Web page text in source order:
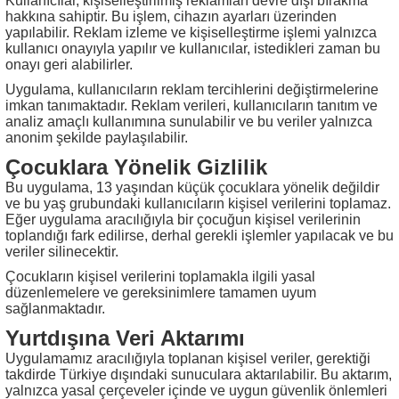
hakkına sahiptir. Bu işlem, cihazın ayarları üzerinden
yapılabilir. Reklam izleme ve kişiselleştirme işlemi yalnızca
kullanıcı onayıyla yapılır ve kullanıcılar, istedikleri zaman bu
onayı geri alabilirler.
Uygulama, kullanıcıların reklam tercihlerini değiştirmelerine
imkan tanımaktadır. Reklam verileri, kullanıcıların tanıtım ve
analiz amaçlı kullanımına sunulabilir ve bu veriler yalnızca
anonim şekilde paylaşılabilir.
Çocuklara Yönelik Gizlilik
Bu uygulama, 13 yaşından küçük çocuklara yönelik değildir
ve bu yaş grubundaki kullanıcıların kişisel verilerini toplamaz.
Eğer uygulama aracılığıyla bir çocuğun kişisel verilerinin
toplandığı fark edilirse, derhal gerekli işlemler yapılacak ve bu
veriler silinecektir.
Çocukların kişisel verilerini toplamakla ilgili yasal
düzenlemelere ve gereksinimlere tamamen uyum
sağlanmaktadır.
Yurtdışına Veri Aktarımı
Uygulamamız aracılığıyla toplanan kişisel veriler, gerektiği
takdirde Türkiye dışındaki sunuculara aktarılabilir. Bu aktarım,
yalnızca yasal çerçeveler içinde ve uygun güvenlik önlemleri